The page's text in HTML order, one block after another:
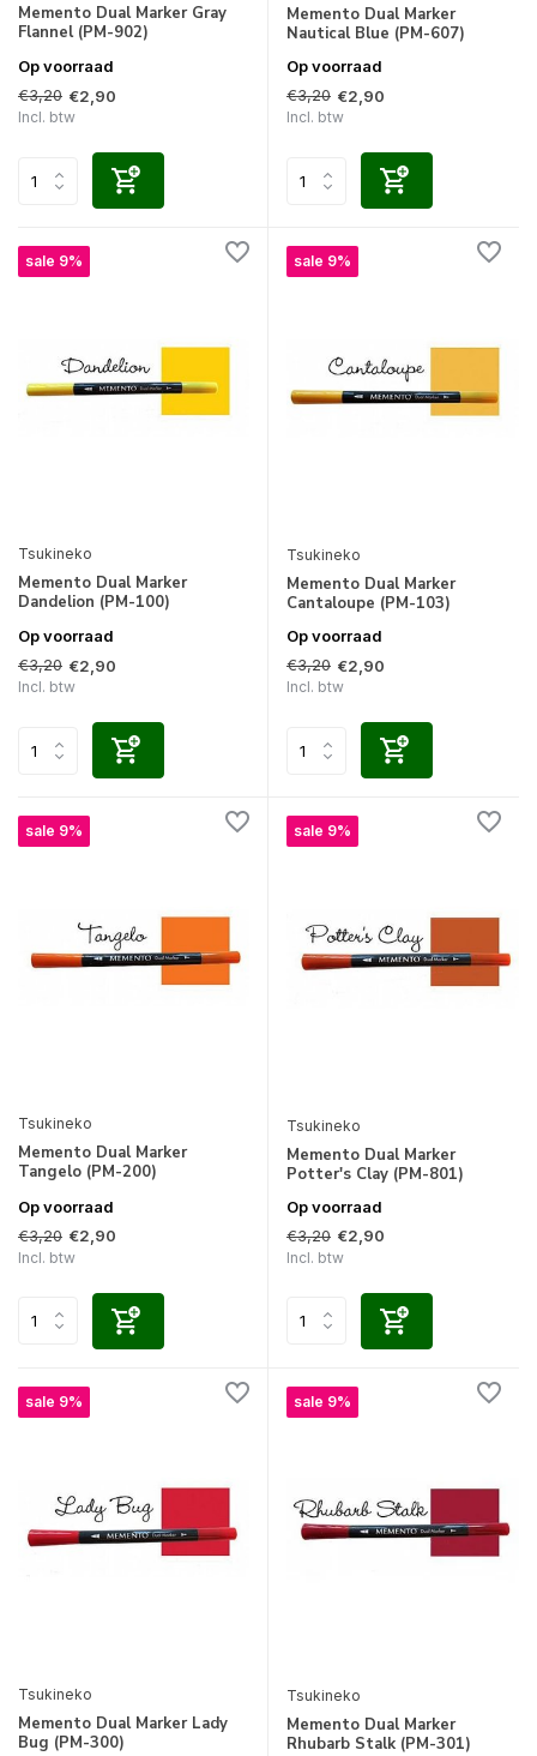
Memento Dual Marker Gray
Flannel (PM-902)
Op voorraad
€3,20 €2,90
Incl. btw
Memento Dual Marker
Nautical Blue (PM-607)
Op voorraad
€3,20 €2,90
Incl. btw
sale 9%
Tsukineko
Memento Dual Marker
Dandelion (PM-100)
Op voorraad
€3,20 €2,90
Incl. btw
sale 9%
Tsukineko
Memento Dual Marker
Cantaloupe (PM-103)
Op voorraad
€3,20 €2,90
Incl. btw
sale 9%
Tsukineko
Memento Dual Marker
Tangelo (PM-200)
Op voorraad
€3,20 €2,90
Incl. btw
sale 9%
Tsukineko
Memento Dual Marker
Potter's Clay (PM-801)
Op voorraad
€3,20 €2,90
Incl. btw
sale 9%
Tsukineko
Memento Dual Marker Lady
Bug (PM-300)
sale 9%
Tsukineko
Memento Dual Marker
Rhubarb Stalk (PM-301)